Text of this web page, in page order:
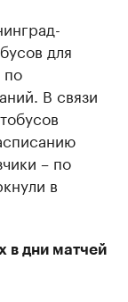
для
по
В связи
– по
в
в дни матчей